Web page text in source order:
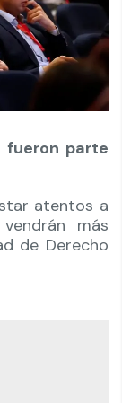
fueron parte
atentos a
más
de Derecho